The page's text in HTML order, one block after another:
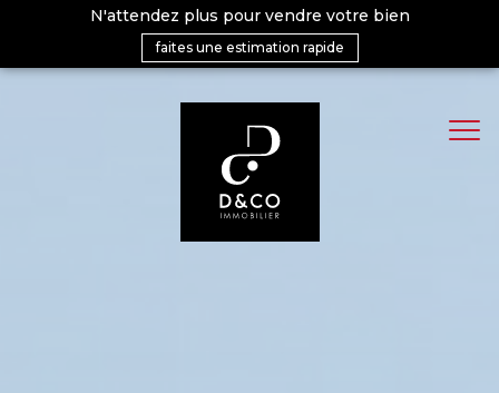
N'attendez plus pour vendre votre bien
faites une estimation rapide